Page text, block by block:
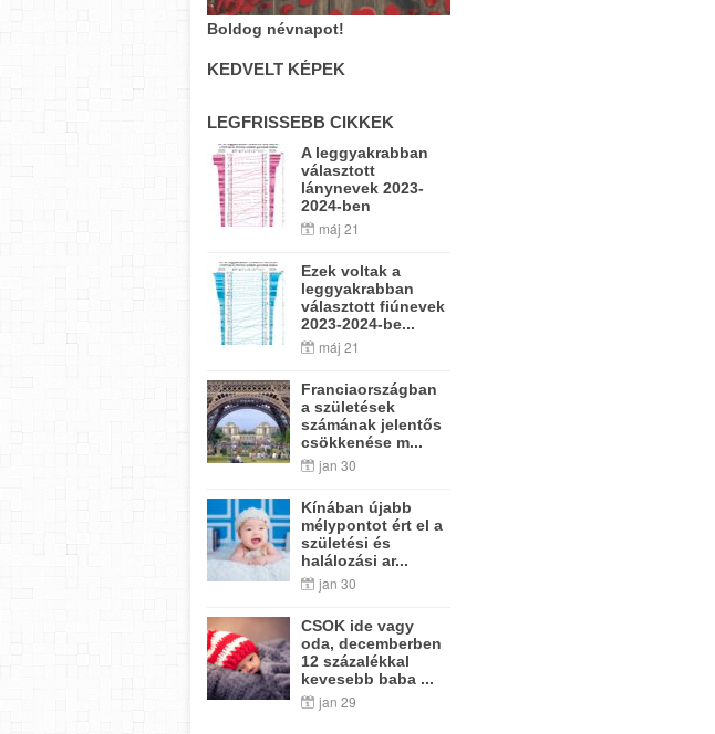
Boldog névnapot!
KEDVELT KÉPEK
LEGFRISSEBB CIKKEK
A leggyakrabban
választott
lánynevek 2023-
2024-ben
máj 21
Ezek voltak a
leggyakrabban
választott fiúnevek
2023-2024-be...
máj 21
Franciaországban
a születések
számának jelentős
csökkenése m...
jan 30
Kínában újabb
mélypontot ért el a
születési és
halálozási ar...
jan 30
CSOK ide vagy
oda, decemberben
12 százalékkal
kevesebb baba ...
jan 29